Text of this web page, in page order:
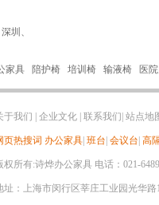
深圳 、
家具 陪护椅 培训椅 输液椅 医
于我们 企业文化 联系我们 站点地
页热搜词 办公家具 班台 会议台 高
权所有:诗烨办公家具 电话：021-
址：上海市闵行区莘庄工业园光华路